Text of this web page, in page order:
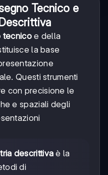
Tecnico e
tecnicoe della
la base
Questi strumenti
con precisione le
e spaziali degli
descrittivaè la
di